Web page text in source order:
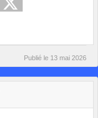
Publié le 13 mai 2026